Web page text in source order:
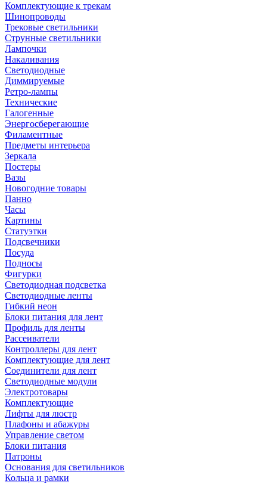
Комплектующие к трекам
Шинопроводы
Трековые светильники
Струнные светильники
Лампочки
Накаливания
Светодиодные
Диммируемые
Ретро-лампы
Технические
Галогенные
Энергосберегающие
Филаментные
Предметы интерьера
Зеркала
Постеры
Вазы
Новогодние товары
Панно
Часы
Картины
Статуэтки
Подсвечники
Посуда
Подносы
Фигурки
Светодиодная подсветка
Светодиодные ленты
Гибкий неон
Блоки питания для лент
Профиль для ленты
Рассеиватели
Контроллеры для лент
Комплектующие для лент
Соединители для лент
Светодиодные модули
Электротовары
Комплектующие
Лифты для люстр
Плафоны и абажуры
Управление светом
Блоки питания
Патроны
Основания для светильников
Кольца и рамки